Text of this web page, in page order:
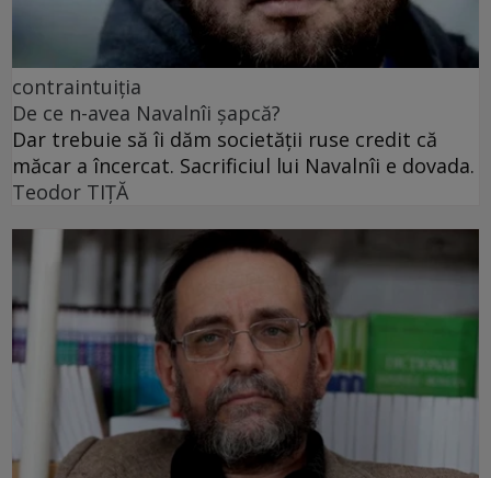
contraintuiția
De ce n-avea Navalnîi șapcă?
Dar trebuie să îi dăm societății ruse credit că
măcar a încercat. Sacrificiul lui Navalnîi e dovada.
Teodor TIŢĂ